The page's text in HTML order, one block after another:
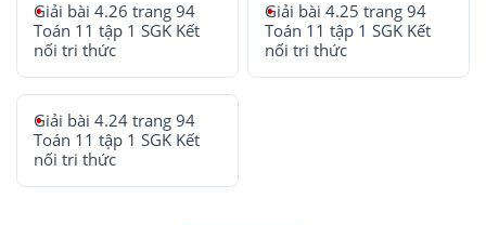
Giải bài 4.26 trang 94
Toán 11 tập 1 SGK Kết
nối tri thức
Giải bài 4.25 trang 94
Toán 11 tập 1 SGK Kết
nối tri thức
Giải bài 4.24 trang 94
Toán 11 tập 1 SGK Kết
nối tri thức